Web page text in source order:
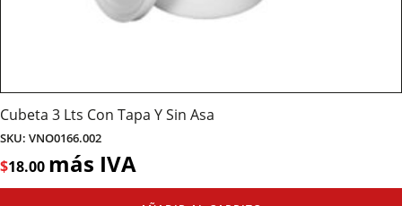
Cubeta 3 Lts Con Tapa Y Sin Asa
SKU: VNO0166.002
$18.00 más IVA